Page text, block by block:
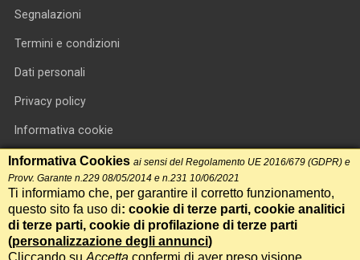
Segnalazioni
Termini e condizioni
Dati personali
Privacy policy
Informativa cookie
RSS feed
RSS Top News
Contatti
Informativa Cookies ai sensi del Regolamento UE 2016/679 (GDPR) e
Provv. Garante n.229 08/05/2014 e n.231 10/06/2021
Ti informiamo che, per garantire il corretto funzionamento,
questo sito fa uso di: cookie di terze parti, cookie analitici
di terze parti, cookie di profilazione di terze parti
(personalizzazione degli annunci)
Cliccando su Accetta confermi di aver preso visione